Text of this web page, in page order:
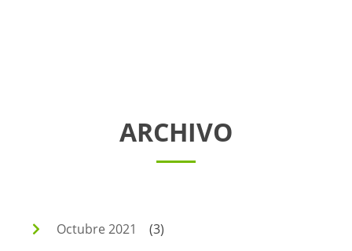
ARCHIVO
Octubre 2021
(3)